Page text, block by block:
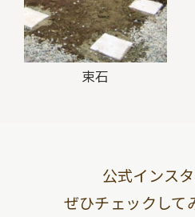
束石
公式インス
ぜひチェックして